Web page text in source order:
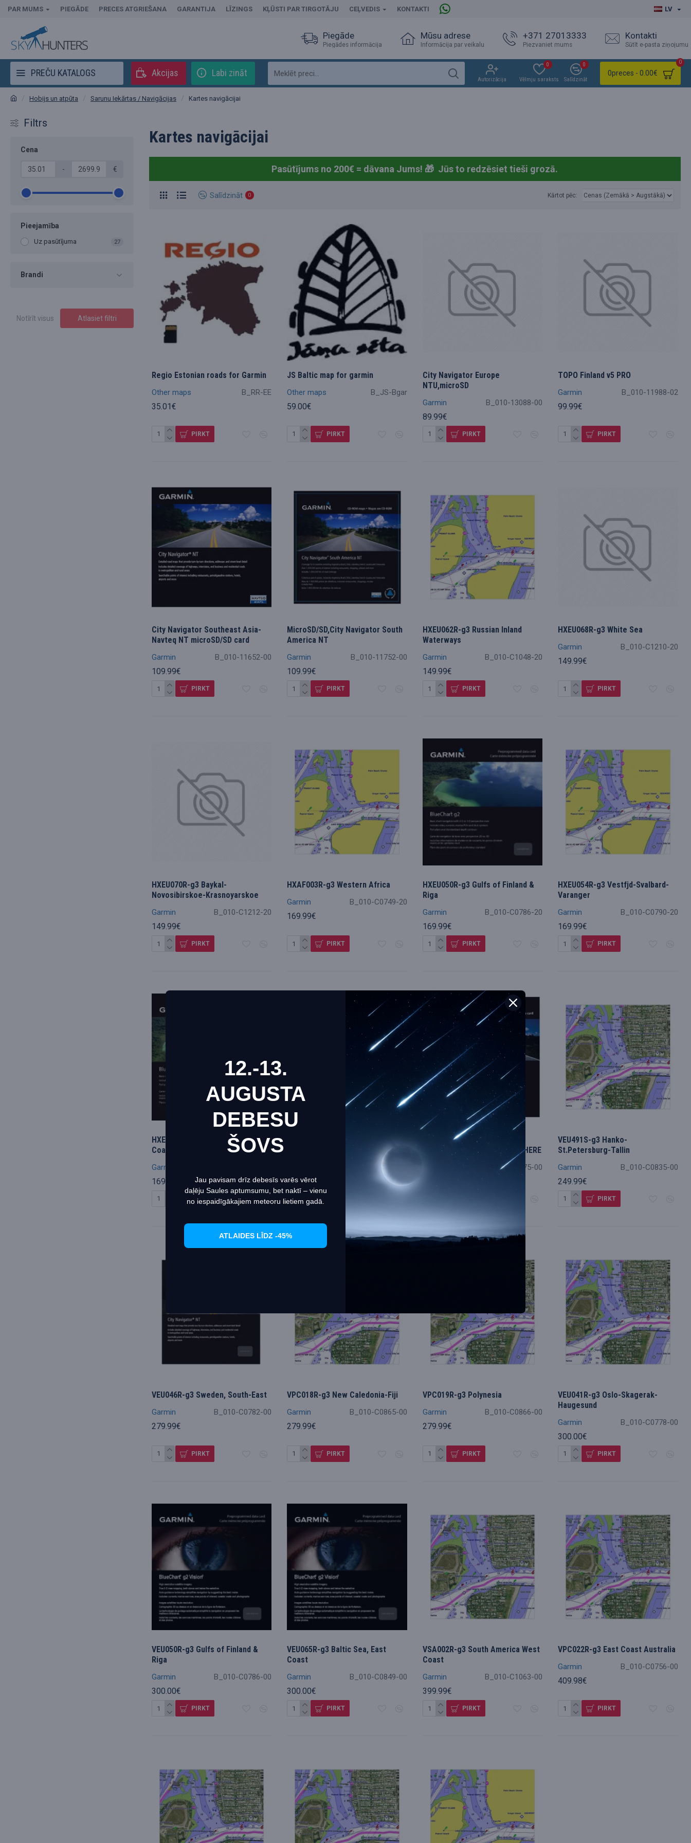
Šī vietne izmanto sīkfailus, lai nodrošinātu jums vislabāko pieredzi mūsu
vietnē.Informācija par sīkdatnēm (cookies)
PAR MUMS PIEGĀDE PRECES ATGRIEŠANA GARANTIJA LĪZINGS KĻŪSTI PAR TIRGOTĀJU CEĻVEDIS KONTAKTI LV
Piegāde
Piegādes informācija
Mūsu adrese
Informācija par veikalu
+371 27013333
Piezvaniet mums
Kontakti
Sūtīt e-pasta ziņojumu
PREČU KATALOGS Akcijas Labi zināt
Autorizācija Vēlmju saraksts
0
Salīdzināt
0
0preces - 0.00€
0
Hobijs un atpūta Sarunu Iekārtas / Navigācijas Kartes navigācijai
Filtrs
Cena
- €
Pieejamība
Uz pasūtījuma 27
Brandi
Notīrīt visus Atlasiet filtri
Kartes navigācijai
Pasūtījums no 200€ = dāvana Jums! 🎁 Jūs to redzēsiet tieši grozā.
Salīdzināt 0 Kārtot pēc:
Other maps B_RR-EE
Regio Estonian roads for Garmin
35.01€
PIRKT
Other maps B_JS-Bgar
JS Baltic map for garmin
59.00€
PIRKT
Garmin B_010-13088-00
City Navigator Europe
NTU,microSD
89.99€
PIRKT
Garmin B_010-11988-02
TOPO Finland v5 PRO
99.99€
PIRKT
Garmin B_010-11652-00
City Navigator Southeast Asia-
Navteq NT microSD/SD card
109.99€
PIRKT
Garmin B_010-11752-00
MicroSD/SD,City Navigator South
America NT
109.99€
PIRKT
Garmin B_010-C1048-20
HXEU062R-g3 Russian Inland
Waterways
149.99€
PIRKT
Garmin B_010-C1210-20
HXEU068R-g3 White Sea
149.99€
PIRKT
Garmin B_010-C1212-20
HXEU070R-g3 Baykal-
Novosibirskoe-Krasnoyarskoe
149.99€
PIRKT
Garmin B_010-C0749-20
HXAF003R-g3 Western Africa
169.99€
PIRKT
Garmin B_010-C0786-20
HXEU050R-g3 Gulfs of Finland &
Riga
169.99€
PIRKT
Garmin B_010-C0790-20
HXEU054R-g3 Vestfjd-Svalbard-
Varanger
169.99€
PIRKT
Garmin
HXEU065R-g3 Baltic Sea, East
Coast
169.99€
PIRKT
B_010-C1211-20
HXEU069R-g3 Caspian-Ulyanovsk-
169.99€
B_010-11875-00
MicroSD/SD,City Navigator
Australia & New Zealand NT-HERE
Garmin B_010-C0835-00
VEU491S-g3 Hanko-
St.Petersburg-Tallin
249.99€
PIRKT
Garmin B_010-C0782-00
VEU046R-g3 Sweden, South-East
279.99€
PIRKT
Garmin B_010-C0865-00
VPC018R-g3 New Caledonia-Fiji
279.99€
PIRKT
Garmin B_010-C0866-00
VPC019R-g3 Polynesia
279.99€
PIRKT
Garmin B_010-C0778-00
VEU041R-g3 Oslo-Skagerak-
Haugesund
300.00€
PIRKT
Garmin B_010-C0786-00
VEU050R-g3 Gulfs of Finland &
Riga
300.00€
PIRKT
Garmin B_010-C0849-00
VEU065R-g3 Baltic Sea, East
Coast
300.00€
PIRKT
Garmin B_010-C1063-00
VSA002R-g3 South America West
Coast
399.99€
PIRKT
Garmin B_010-C0756-00
VPC022R-g3 East Coast Australia
409.98€
PIRKT
12.-13.
AUGUSTA
DEBESU
ŠOVS
Jau pavisam drīz debesīs varēs vērot
daļēju Saules aptumsumu, bet naktī – vienu
no iespaidīgākajiem meteoru lietiem gadā.
ATLAIDES LĪDZ -45%